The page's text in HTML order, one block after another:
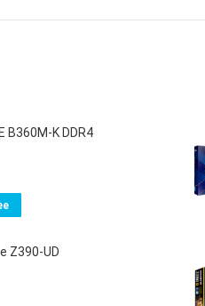
B360M-K DDR4
Z390-UD